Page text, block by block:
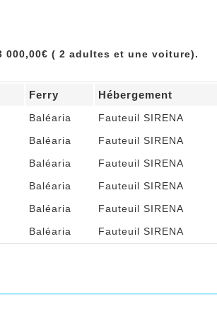
( 2 adultes et une voiture).
Ferry Hébergement
Baléaria Fauteuil SIRENA
Baléaria Fauteuil SIRENA
Baléaria Fauteuil SIRENA
Baléaria Fauteuil SIRENA
Baléaria Fauteuil SIRENA
Baléaria Fauteuil SIRENA